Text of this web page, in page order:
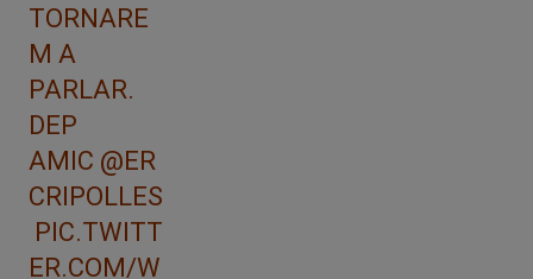
TORNARE
M A
PARLAR.
DEP
AMIC @ER
CRIPOLLES
PIC.TWITT
ER.COM/W